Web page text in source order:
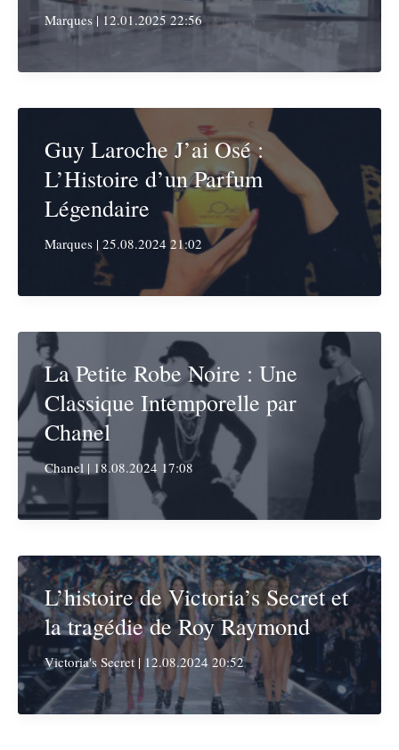
Marques| 12.01.2025 22:56
Guy Laroche J’ai Osé :
L’Histoire d’un Parfum
Légendaire
Marques | 25.08.2024 21:02
La Petite Robe Noire : Une
Classique Intemporelle par
Chanel
Chanel | 18.08.2024 17:08
L’histoire de Victoria’s Secret et
la tragédie de Roy Raymond
Victoria's Secret |12.08.2024 20:52